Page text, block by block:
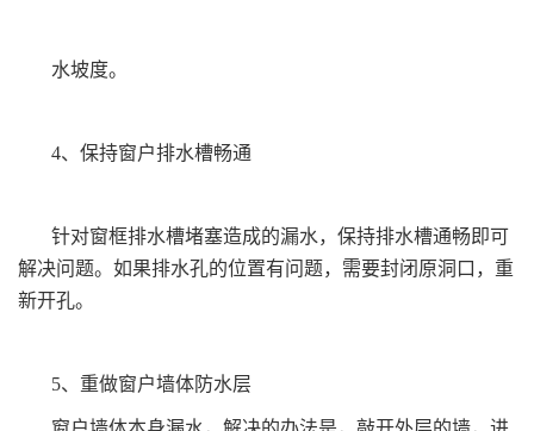
水坡度。
4、保持窗户排水槽畅通
针对窗框排水槽堵塞造成的漏水，保持排水槽通畅即可
解决问题。如果排水孔的位置有问题，需要封闭原洞口，重
新开孔。
5、重做窗户墙体防水层